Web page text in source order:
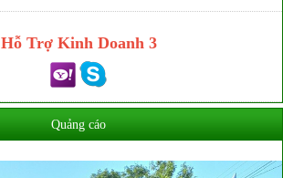
Hỗ Trợ Kinh Doanh 3
Quảng cáo